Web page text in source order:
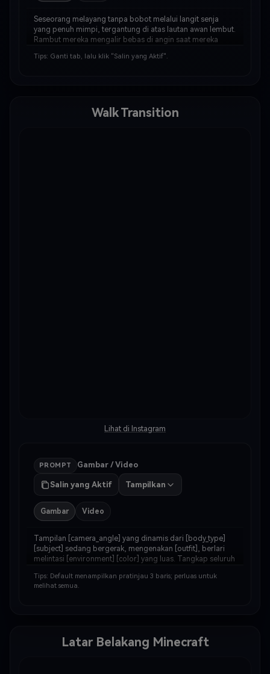
Seseorang melayang tanpa bobot melalui langit senja
yang penuh mimpi, tergantung di atas lautan awan lembut.
Rambut mereka mengalir bebas di angin saat mereka
anggun. Langit diwarnai dengan nuansa peach-pink …
Tips: Ganti tab, lalu klik "Salin yang Aktif".
Walk Transition
Lihat di Instagram
PROMPT Gambar / Video
Salin yang Aktif Tampilkan
Gambar Video
Tampilan [camera_angle] yang dinamis dari [body_type]
[subject] sedang bergerak, mengenakan [outfit], berlari
melintasi [environment] [color] yang luas. Tangkap seluruh
[environment_detail] berhamburan di sekitar kaki [his/…
Tips: Default menampilkan pratinjau 3 baris; perluas untuk
melihat semua.
Latar Belakang Minecraft